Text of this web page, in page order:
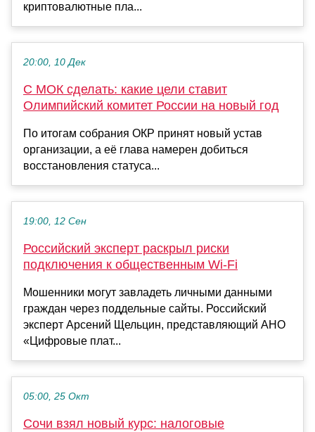
криптовалютные пла...
20:00, 10 Дек
С МОК сделать: какие цели ставит
Олимпийский комитет России на новый год
По итогам собрания ОКР принят новый устав
организации, а её глава намерен добиться
восстановления статуса...
19:00, 12 Сен
Российский эксперт раскрыл риски
подключения к общественным Wi-Fi
Мошенники могут завладеть личными данными
граждан через поддельные сайты. Российский
эксперт Арсений Щельцин, представляющий АНО
«Цифровые плат...
05:00, 25 Окт
Сочи взял новый курс: налоговые